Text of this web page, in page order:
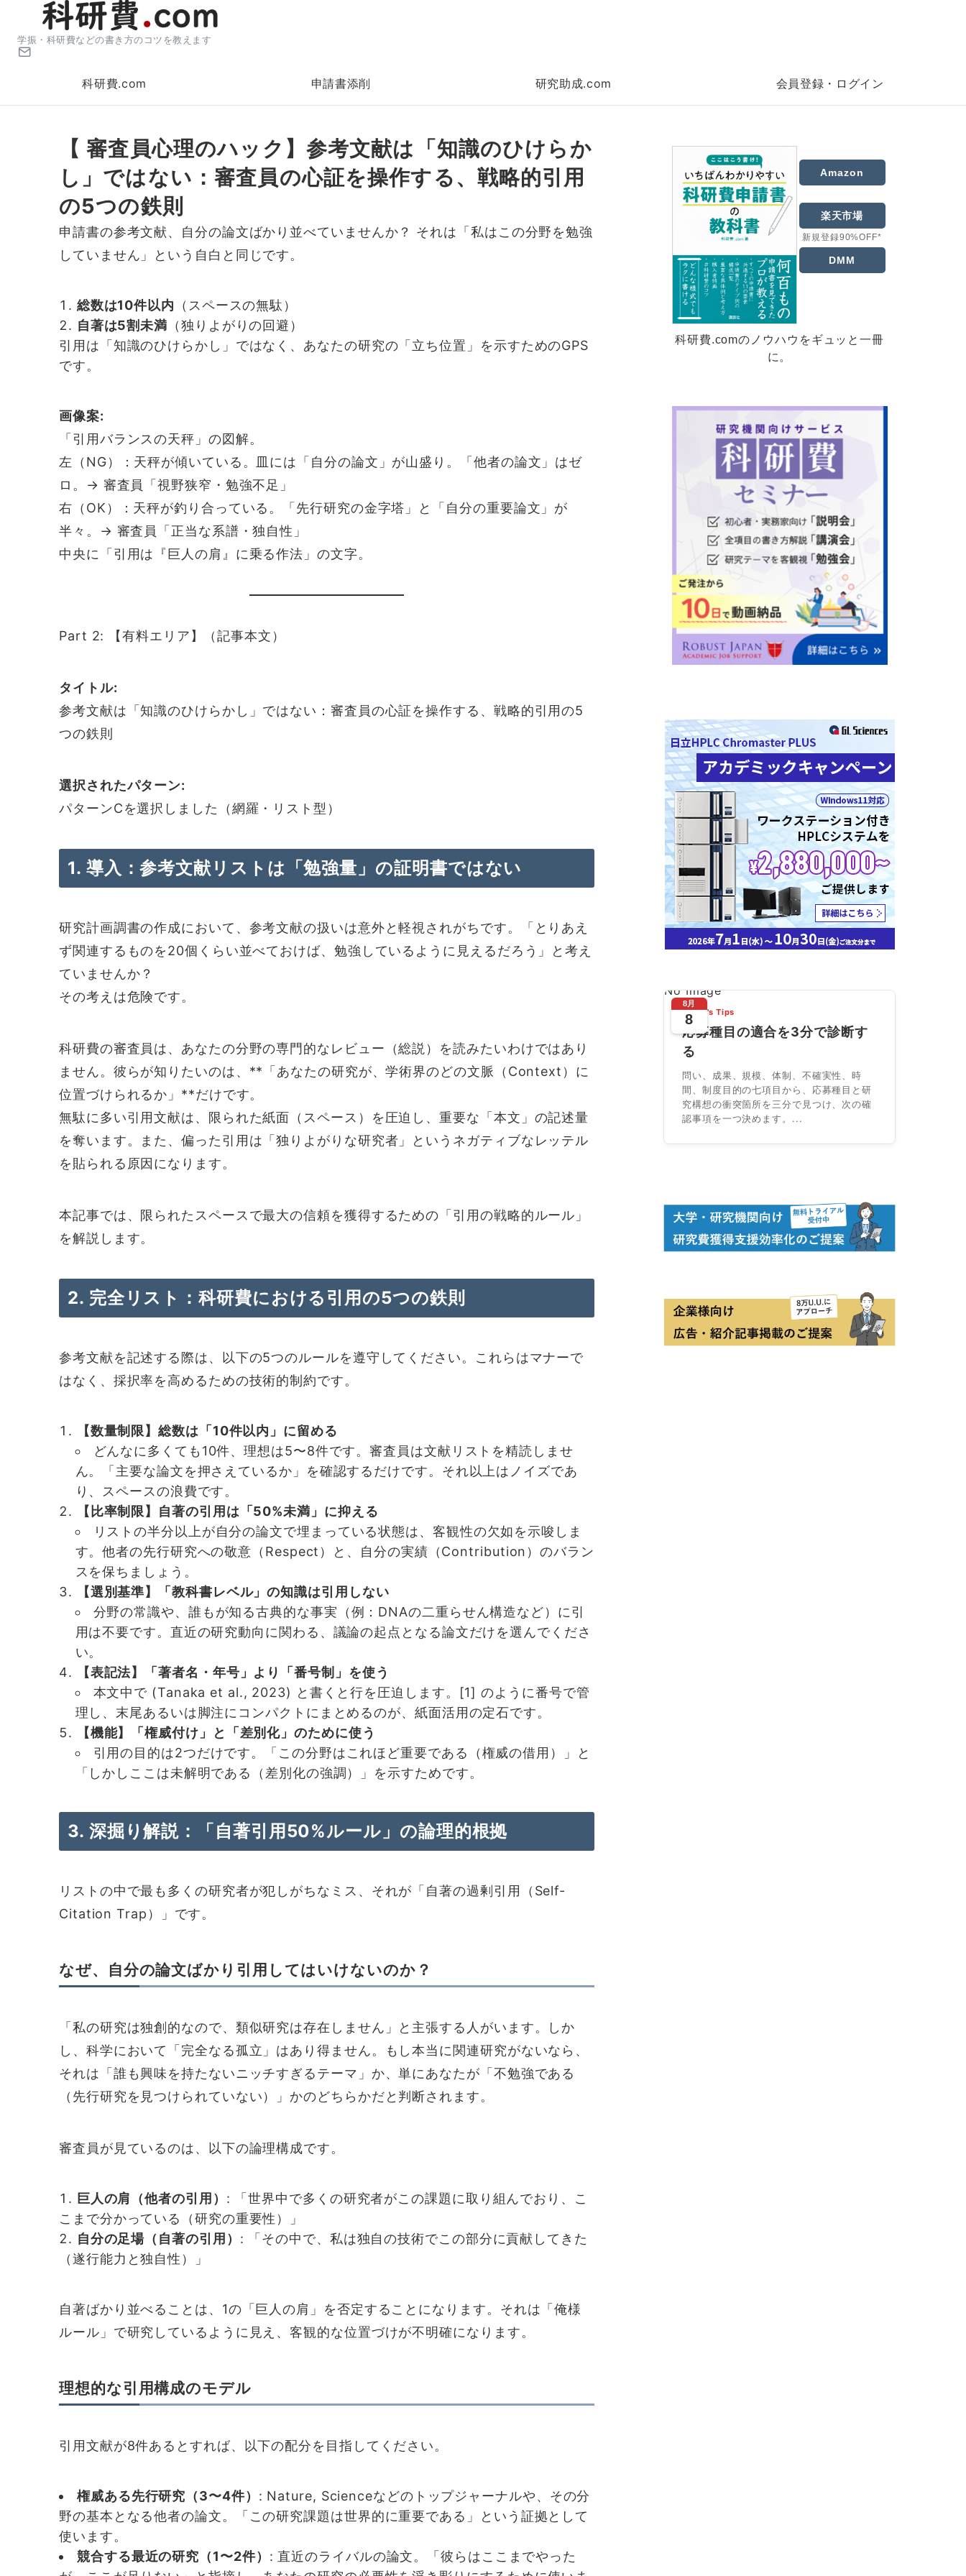
学振・科研費などの書き方のコツを教えます
科研費.com 申請書添削 研究助成.com 会員登録・ログイン
【 審査員心理のハック】参考文献は「知識のひけらか
し」ではない：審査員の心証を操作する、戦略的引用
の5つの鉄則
申請書の参考文献、自分の論文ばかり並べていませんか？ それは「私はこの分野を勉強
していません」という自白と同じです。
総数は10件以内 （スペースの無駄）
自著は5割未満 （独りよがりの回避）
引用は「知識のひけらかし」ではなく、あなたの研究の「立ち位置」を示すためのGPS
です。
画像案:
「引用バランスの天秤」の図解。
左（NG）：天秤が傾いている。皿には「自分の論文」が山盛り。「他者の論文」はゼ
ロ。→ 審査員「視野狭窄・勉強不足」
右（OK）：天秤が釣り合っている。「先行研究の金字塔」と「自分の重要論文」が
半々。→ 審査員「正当な系譜・独自性」
中央に「引用は『巨人の肩』に乗る作法」の文字。
Part 2: 【有料エリア】（記事本文）
タイトル:
参考文献は「知識のひけらかし」ではない：審査員の心証を操作する、戦略的引用の5
つの鉄則
選択されたパターン:
パターンCを選択しました（網羅・リスト型）
1. 導入：参考文献リストは「勉強量」の証明書ではない
研究計画調書の作成において、参考文献の扱いは意外と軽視されがちです。「とりあえ
ず関連するものを20個くらい並べておけば、勉強しているように見えるだろう」と考え
ていませんか？
その考えは危険です。
科研費の審査員は、あなたの分野の専門的なレビュー（総説）を読みたいわけではあり
ません。彼らが知りたいのは、**「あなたの研究が、学術界のどの文脈（Context）に
位置づけられるか」**だけです。
無駄に多い引用文献は、限られた紙面（スペース）を圧迫し、重要な「本文」の記述量
を奪います。また、偏った引用は「独りよがりな研究者」というネガティブなレッテル
を貼られる原因になります。
本記事では、限られたスペースで最大の信頼を獲得するための「引用の戦略的ルール」
を解説します。
2. 完全リスト：科研費における引用の5つの鉄則
参考文献を記述する際は、以下の5つのルールを遵守してください。これらはマナーで
はなく、採択率を高めるための技術的制約です。
【数量制限】総数は「10件以内」に留める
どんなに多くても10件、理想は5〜8件です。審査員は文献リストを精読しませ
ん。「主要な論文を押さえているか」を確認するだけです。それ以上はノイズであ
り、スペースの浪費です。
【比率制限】自著の引用は「50%未満」に抑える
リストの半分以上が自分の論文で埋まっている状態は、客観性の欠如を示唆しま
す。他者の先行研究への敬意（Respect）と、自分の実績（Contribution）のバラン
スを保ちましょう。
【選別基準】「教科書レベル」の知識は引用しない
分野の常識や、誰もが知る古典的な事実（例：DNAの二重らせん構造など）に引
用は不要です。直近の研究動向に関わる、議論の起点となる論文だけを選んでくださ
い。
【表記法】「著者名・年号」より「番号制」を使う
本文中で (Tanaka et al., 2023) と書くと行を圧迫します。[1] のように番号で管
理し、末尾あるいは脚注にコンパクトにまとめるのが、紙面活用の定石です。
【機能】「権威付け」と「差別化」のために使う
引用の目的は2つだけです。「この分野はこれほど重要である（権威の借用）」と
「しかしここは未解明である（差別化の強調）」を示すためです。
3. 深掘り解説：「自著引用50%ルール」の論理的根拠
リストの中で最も多くの研究者が犯しがちなミス、それが「自著の過剰引用（Self-
Citation Trap）」です。
なぜ、自分の論文ばかり引用してはいけないのか？
「私の研究は独創的なので、類似研究は存在しません」と主張する人がいます。しか
し、科学において「完全なる孤立」はあり得ません。もし本当に関連研究がないなら、
それは「誰も興味を持たないニッチすぎるテーマ」か、単にあなたが「不勉強である
（先行研究を見つけられていない）」かのどちらかだと判断されます。
審査員が見ているのは、以下の論理構成です。
巨人の肩（他者の引用） : 「世界中で多くの研究者がこの課題に取り組んでおり、こ
こまで分かっている（研究の重要性）」
自分の足場（自著の引用） : 「その中で、私は独自の技術でこの部分に貢献してきた
（遂行能力と独自性）」
自著ばかり並べることは、1の「巨人の肩」を否定することになります。それは「俺様
ルール」で研究しているように見え、客観的な位置づけが不明確になります。
理想的な引用構成のモデル
引用文献が8件あるとすれば、以下の配分を目指してください。
権威ある先行研究（3〜4件） : Nature, Scienceなどのトップジャーナルや、その分
野の基本となる他者の論文。「この研究課題は世界的に重要である」という証拠として
使います。
競合する最近の研究（1〜2件） : 直近のライバルの論文。「彼らはここまでやった
Amazon
楽天市場
新規登録90%OFF*
DMM
科研費.comのノウハウをギュッと一冊
に。
No Image
8月
8
Today's Tips
応募種目の適合を3分で診断す
る
問い、成果、規模、体制、不確実性、時
間、制度目的の七項目から、応募種目と研
究構想の衝突箇所を三分で見つけ、次の確
認事項を一つ決めます。...